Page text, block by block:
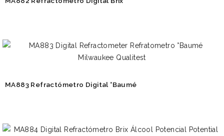
MA883 Refractómetro Digital °Baumé